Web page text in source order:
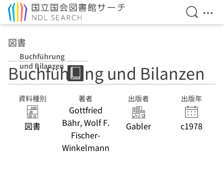
検索を
メ
図書
Buchführung
und Bilanzen
Buchführung und Bilanzen
資料種別
図書
著者
Gottfried
Bähr, Wolf F.
Fischer-
Winkelmann
出版者
Gabler
出版年
c1978